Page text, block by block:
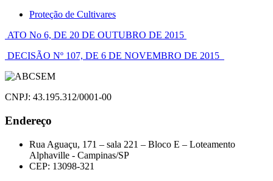
Proteção de Cultivares
Navegação
de
Post
ATO No 6, DE 20 DE OUTUBRO DE 2015
DECISÃO Nº 107, DE 6 DE NOVEMBRO DE 2015
CNPJ: 43.195.312/0001-00
Endereço
Rua Aguaçu, 171 – sala 221 – Bloco E – Loteamento
Alphaville - Campinas/SP
CEP: 13098-321